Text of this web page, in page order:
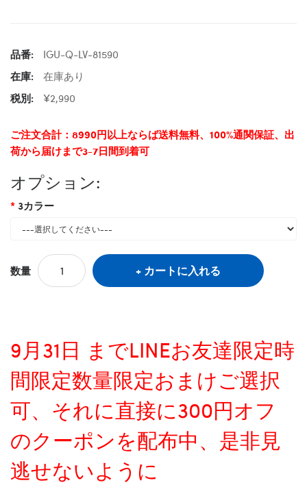
品番:
IGU-Q-LV-81590
在庫:
在庫あり
税別:
¥2,990
ご注文合計：8990円以上ならば送料無料、100%通関保証、出
荷から届けまで3-7日間到着可
オプション:
3カラー
数量 カートに入れる
9月31日 までLINEお友達限定時
間限定数量限定おまけご選択
可、それに直接に300円オフ
のクーポンを配布中、是非見
逃せないように